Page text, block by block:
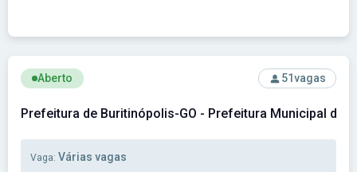
Ver concurso: Prefeitura de Buritinópolis-GO - Prefeitura
Aberto 51vagas
Prefeitura de Buritinópolis-GO - Prefeitura Municipal de
Vaga: Várias vagas